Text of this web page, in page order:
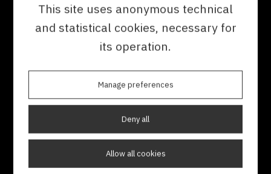
Redazione tecnica - Corso
This site uses anonymous technical
and statistical cookies, necessary for
its operation.
Manage preferences
Deny all
Allow all cookies